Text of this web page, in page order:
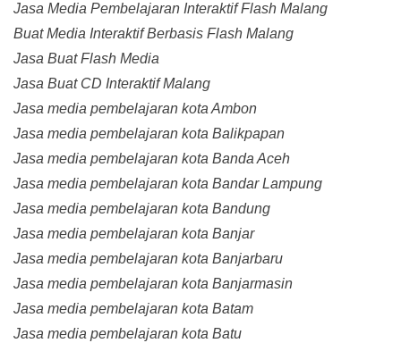
Jasa Media Pembelajaran Interaktif Flash Malang
Buat Media Interaktif Berbasis Flash Malang
Jasa Buat Flash Media
Jasa Buat CD Interaktif Malang
Jasa media pembelajaran kota Ambon
Jasa media pembelajaran kota Balikpapan
Jasa media pembelajaran kota Banda Aceh
Jasa media pembelajaran kota Bandar Lampung
Jasa media pembelajaran kota Bandung
Jasa media pembelajaran kota Banjar
Jasa media pembelajaran kota Banjarbaru
Jasa media pembelajaran kota Banjarmasin
Jasa media pembelajaran kota Batam
Jasa media pembelajaran kota Batu